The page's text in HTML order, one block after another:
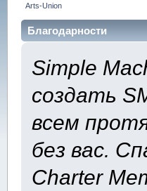
Arts-Union
Благодарности
Simple
создать
всем
без вас.
Charter